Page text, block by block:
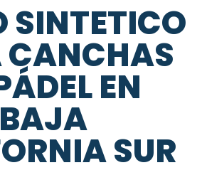
SINTETICO
CANCHAS
EN
BAJA
SUR